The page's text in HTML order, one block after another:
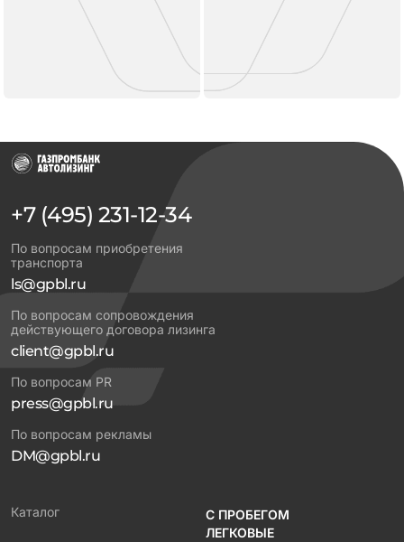
+7 (495) 231-12-34
По вопросам приобретения
транспорта
ls@gpbl.ru
По вопросам сопровождения
действующего договора лизинга
client@gpbl.ru
По вопросам PR
press@gpbl.ru
По вопросам рекламы
DM@gpbl.ru
Каталог
С ПРОБЕГОМ
ЛЕГКОВЫЕ